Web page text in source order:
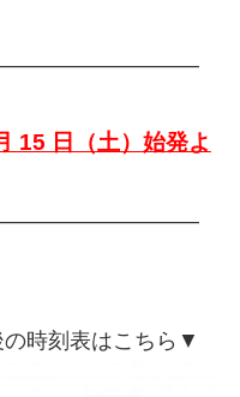
15 日（土）始発よ
の時刻表はこちら▼